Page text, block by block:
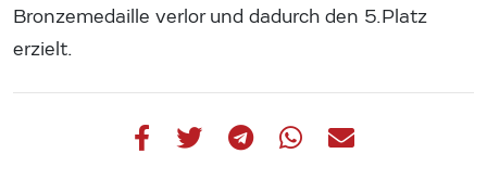
Bronzemedaille verlor und dadurch den 5.Platz
erzielt.